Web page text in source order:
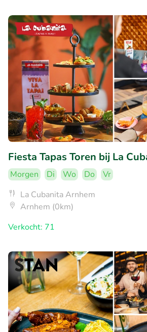
Fiesta Tapas Toren bij La
Morgen Di Wo Do
Vr
La Cubanita Arnhem
Arnhem (0km)
Verkocht: 71